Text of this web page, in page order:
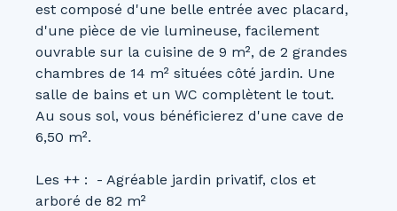
est composé d'une belle entrée avec placard,
d'une pièce de vie lumineuse, facilement
ouvrable sur la cuisine de 9 m², de 2 grandes
chambres de 14 m² situées côté jardin. Une
salle de bains et un WC complètent le tout.
Au sous sol, vous bénéficierez d'une cave de
6,50 m².
Les ++ : - Agréable jardin privatif, clos et
arboré de 82 m²